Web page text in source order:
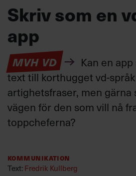
Skriv som en
app
MVH VD
Kan en
text till korthugget vd-
artighetsfraser, men gärna
vägen för den som vill nå
toppcheferna?
Kommunikation
Text:Fredrik Kullberg